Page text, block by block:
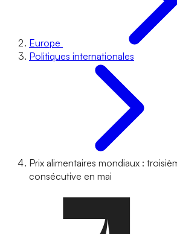
Europe
Politiques internationales
Prix alimentaires mondiaux :
consécutive en mai